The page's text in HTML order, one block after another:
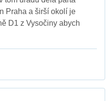
Praha a širší okolí je
D1 z Vysočiny abych